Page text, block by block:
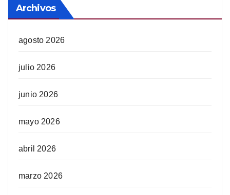
Archivos
agosto 2026
julio 2026
junio 2026
mayo 2026
abril 2026
marzo 2026